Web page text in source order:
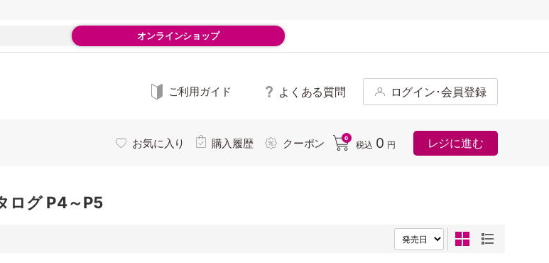
オンラインショップ
ご利用ガイド よくある質問 ログイン･会員登録
お気に入り 購入履歴 クーポン 0
税込 0 円 レジに進む
ログ P4～P5